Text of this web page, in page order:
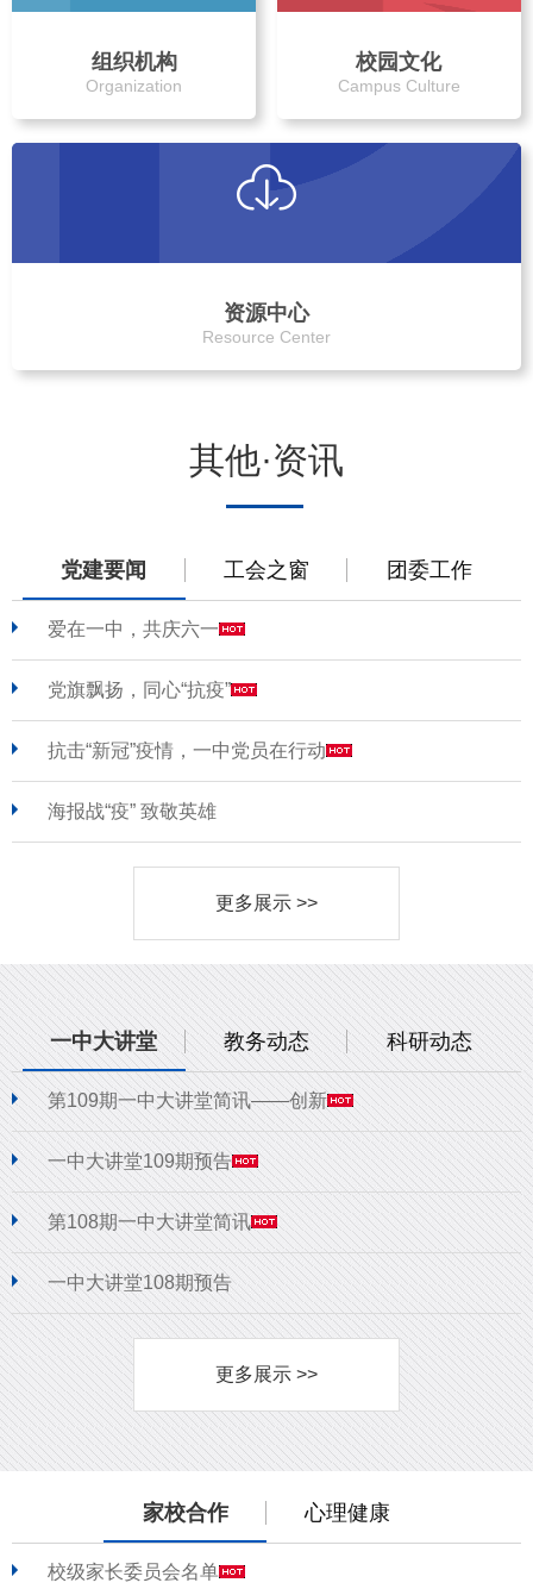
组织机构
Organization
校园文化
Campus Culture
资源中心
Resource Center
其他·资讯
党建要闻 工会之窗 团委工作
爱在一中，共庆六一
党旗飘扬，同心“抗疫”
抗击“新冠”疫情，一中党员在行动
海报战“疫” 致敬英雄
更多展示 >>
一中大讲堂 教务动态 科研动态
第109期一中大讲堂简讯——创新
一中大讲堂109期预告
第108期一中大讲堂简讯
一中大讲堂108期预告
更多展示 >>
家校合作 心理健康
校级家长委员会名单